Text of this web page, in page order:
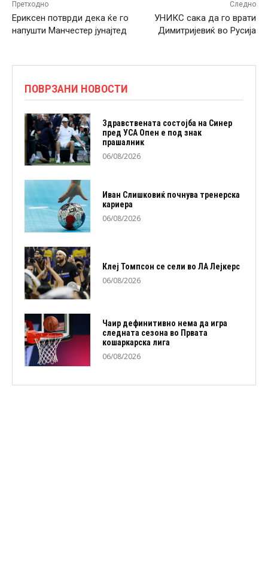
Претходно
Ериксен потврди дека ќе го
напушти Манчестер јунајтед
Следно
УНИКС сака да го врати
Димитријевиќ во Русија
ПОВРЗАНИ НОВОСТИ
Здравствената состојба на Синер
пред УСА Опен е под знак
прашалник
06/08/2026
Иван Слишковиќ почнува тренерска
кариера
06/08/2026
Клеј Томпсон се сели во ЛА Лејкерс
06/08/2026
Чаир дефинитивно нема да игра
следната сезона во Првата
кошаркарска лига
06/08/2026